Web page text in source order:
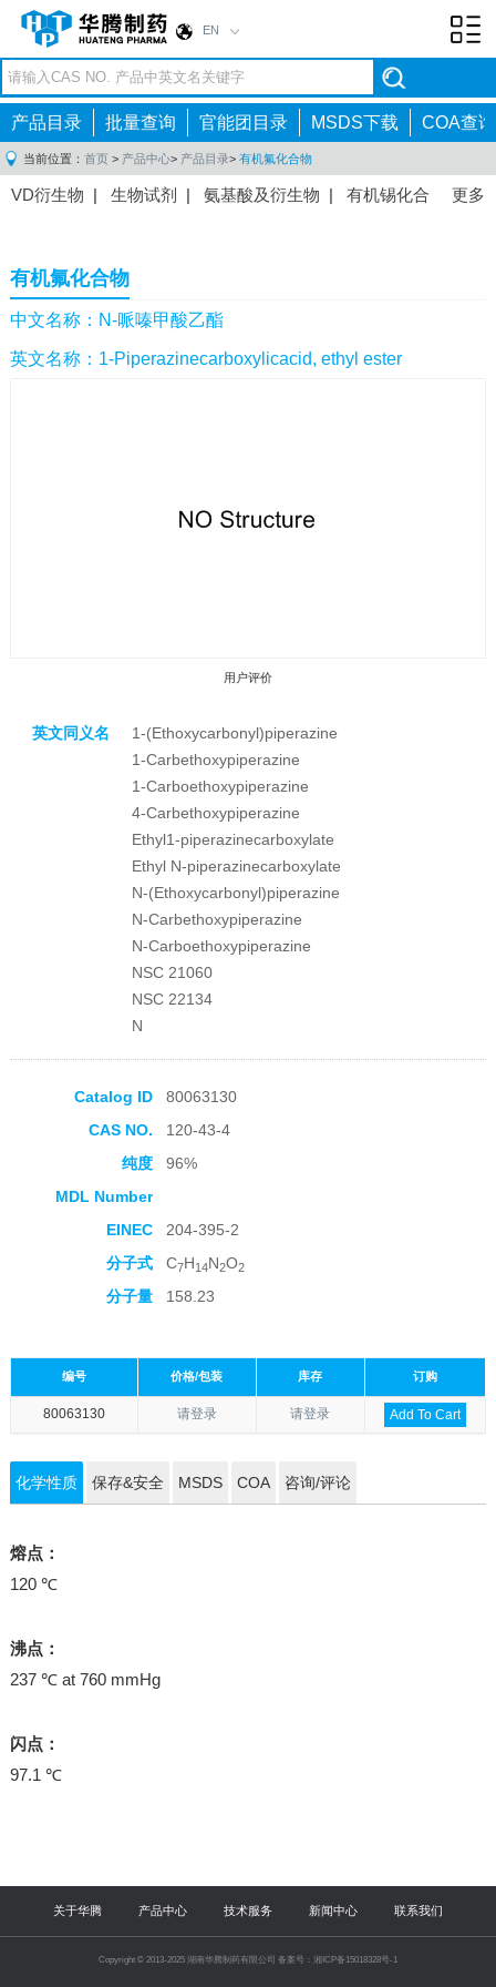
EN
产品目录 批量查询 官能团目录 MSDS下载 COA查询
当前位置： 首页 > 产品中心> 产品目录> 有机氟化合物
更多
VD衍生物 | 生物试剂 | 氨基酸及衍生物 | 有机锡化合
间体|抗高血压药物中间体
感染药物中间体|
体 |抗精神病药物中间体|
药中间体|其他原料药中间体|
有机氟化合物
中文名称：N-哌嗪甲酸乙酯
英文名称：1-Piperazinecarboxylicacid, ethyl ester
用户评价
收藏产品
英文同义名
1-(Ethoxycarbonyl)piperazine
1-Carbethoxypiperazine
1-Carboethoxypiperazine
4-Carbethoxypiperazine
Ethyl1-piperazinecarboxylate
Ethyl N-piperazinecarboxylate
N-(Ethoxycarbonyl)piperazine
N-Carbethoxypiperazine
N-Carboethoxypiperazine
NSC 21060
NSC 22134
N
Catalog ID
80063130
CAS NO.
120-43-4
纯度
96%
MDL Number
EINEC
204-395-2
分子式
C7H14N2O2
分子量 158.23
编号 价格/包装 库存 订购
80063130 请登录 请登录 Add To Cart
化学性质 保存&安全 MSDS COA 咨询/评论
熔点：
120 ℃
沸点：
237 ℃ at 760 mmHg
闪点：
97.1 ℃
关于华腾 产品中心 技术服务 新闻中心 联系我们
Copyright © 2013-2025 湖南华腾制药有限公司 备案号：湘ICP备15018328号-1